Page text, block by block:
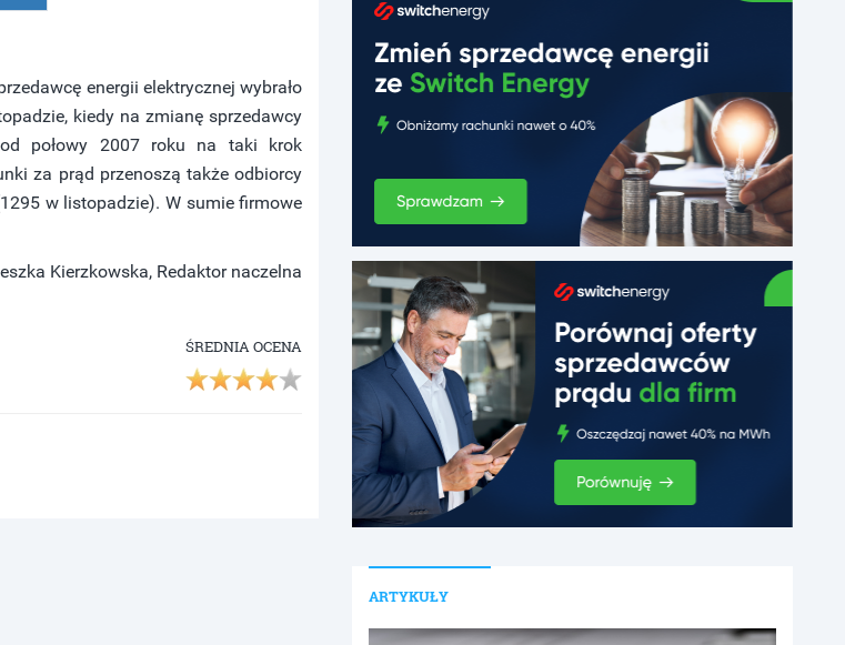
energii elektrycznej wybrało
kiedy na zmianę sprzedawcy
połowy 2007 roku na taki krok
za prąd przenoszą także odbiorcy
w listopadzie). W sumie firmowe
Kierzkowska, Redaktor naczelna
ŚREDNIA OCENA
ARTYKUŁY